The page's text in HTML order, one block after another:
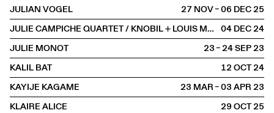
JULIAN VOGEL
27 NOV – 06 DEC2025
JULIE CAMPICHE QUARTET / KNOBIL + LOUIS MATUTE
04 DEC2024
JULIE MONOT
23 – 24 SEP2023
KALIL BAT
12 OCT2024
KAYIJE KAGAME
23 MAR – 03 APR2023
KLAIRE ALICE
29 OCT2025